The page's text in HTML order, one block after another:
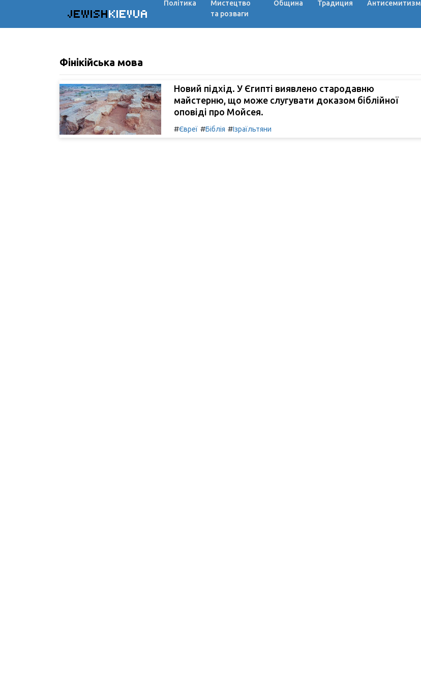
JEWISHKIEVUA
Політика
Мистецтво
та розваги
Община Традиция Антисемитизм
Фінікійська мова
Новий підхід. У Єгипті виявлено стародавню
майстерню, що може слугувати доказом біблійної
оповіді про Мойсея.
#Євреї #Біблія #Ізраїльтяни